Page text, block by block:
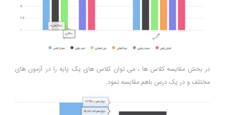
در بخش مقایسه کلاس ها ، می توان کلاس های یک پایه را در آزمون های
مختلف و در یک درس باهم مقایسه نمود.